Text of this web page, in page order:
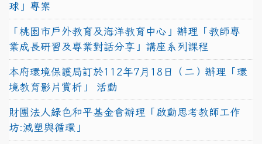
球」專案
「桃園市戶外教育及海洋教育中心」辦理「教師專
業成長研習及專業對話分享」講座系列課程
本府環境保護局訂於112年7月18日（二）辦理「環
境教育影片賞析」 活動
財團法人綠色和平基金會辦理「啟動思考教師工作
坊:減塑與循環」